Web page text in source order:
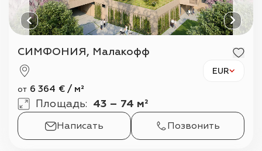
СИМФОНИЯ, Малакофф
EUR
от 6 364 € / м²
Площадь: 43 – 74 м²
Написать Позвонить